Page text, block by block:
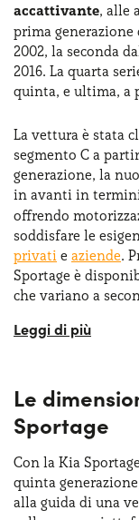
accattivante, alle
prima
2002, la seconda
2016. La quarta
quinta, e ultima, a
La vettura è stata
segmento C a
generazione, la
in avanti in
offrendo
soddisfare le
privati e aziende.
Sportage è
che variano a
Tante le novità
termine pe privati
di una vettura
sicurezza, tra cui
(AEB), il cruise
l’assistente per il
avanzato di
Le
Sportage
Con la Kia
quinta
alla guida di una